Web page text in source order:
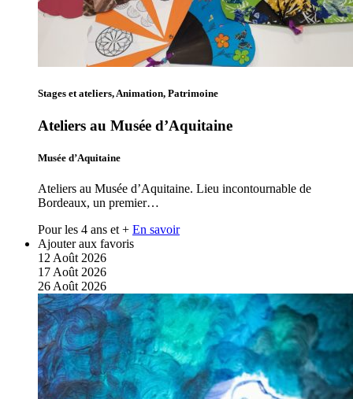
Stages et ateliers, Animation, Patrimoine
Ateliers au Musée d’Aquitaine
Musée d’Aquitaine
Ateliers au Musée d’Aquitaine. Lieu incontournable de
Bordeaux, un premier…
Pour les 4 ans et + En savoir
Ajouter aux favoris
12 Août 2026
17 Août 2026
26 Août 2026